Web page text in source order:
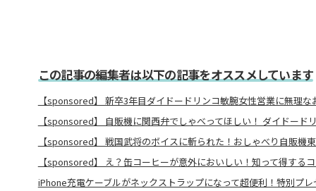
この記事の編集者は以下の記事をオススメしています
【sponsored】 新卒3年目ダイドードリンコ敏腕女性営業に無理な
【sponsored】 自販機に関西弁でしゃべってほしい！ ダイドード
【sponsored】 戦国武将のボイスに斬られた！おしゃべり自販機
【sponsored】 え？缶コーヒーが意外においしい！知って得する
iPhone充電ケーブルがネックストラップになって超便利！特別プレ